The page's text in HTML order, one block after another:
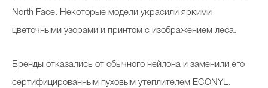
North Face. Некоторые модели украсили яркими
цветочными узорами и принтом с изображением леса.
Бренды отказались от обычного нейлона и заменили его
сертифицированным пуховым утеплителем ECONYL.